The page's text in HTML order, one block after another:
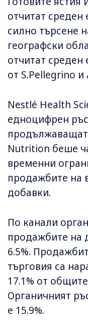
отчитат
силно търсене
географски
отчитат
от S.Pellegrino и
Nestlé Health
едноцифрен
Nutrition беше
временни
продажбите на
добавки.
По канали
продажбите на
6.5%.
търговия са
17.1% от
Органичният
е 15.9%.